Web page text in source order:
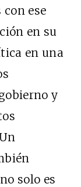
ese
en su
en una
y
solo es